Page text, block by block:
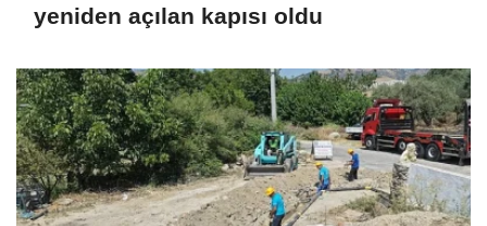
yeniden açılan kapısı oldu